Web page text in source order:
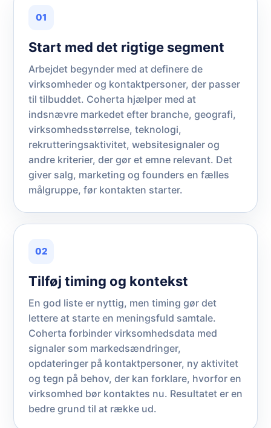
01
Start med det rigtige segment
Arbejdet begynder med at definere de
virksomheder og kontaktpersoner, der passer
til tilbuddet. Coherta hjælper med at
indsnævre markedet efter branche, geografi,
virksomhedsstørrelse, teknologi,
rekrutteringsaktivitet, websitesignaler og
andre kriterier, der gør et emne relevant. Det
giver salg, marketing og founders en fælles
målgruppe, før kontakten starter.
02
Tilføj timing og kontekst
En god liste er nyttig, men timing gør det
lettere at starte en meningsfuld samtale.
Coherta forbinder virksomhedsdata med
signaler som markedsændringer,
opdateringer på kontaktpersoner, ny aktivitet
og tegn på behov, der kan forklare, hvorfor en
virksomhed bør kontaktes nu. Resultatet er en
bedre grund til at række ud.